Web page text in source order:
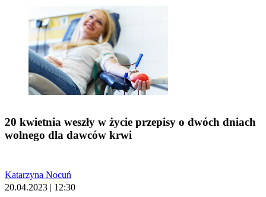
20 kwietnia weszły w życie przepisy o dwóch dniach
wolnego dla dawców krwi
Katarzyna Nocuń
20.04.2023 | 12:30